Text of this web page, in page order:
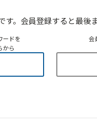
す。会員登録すると最後
ードを
から
会